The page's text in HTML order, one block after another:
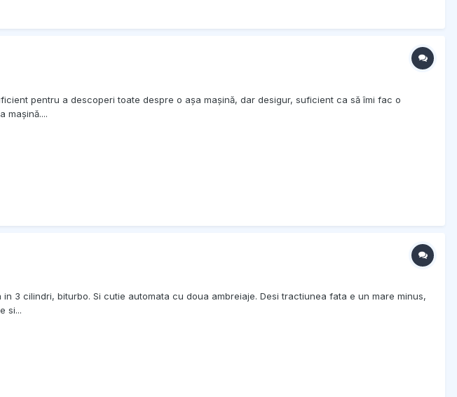
pentru a descoperi toate despre o așa mașină, dar desigur, suficient ca să îmi fac o
mașină....
3 cilindri, biturbo. Si cutie automata cu doua ambreiaje. Desi tractiunea fata e un mare minus,
si...